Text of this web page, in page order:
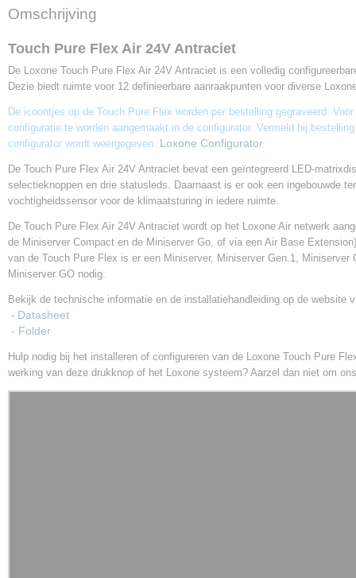
Productcode leverancier
100611
Omschrijving
Touch Pure Flex Air 24V Antraciet
De Loxone Touch Pure Flex Air 24V Antraciet is een volledig
Dezie biedt ruimte voor 12 definieerbare aanraakpunten voor diverse
De icoontjes op de Touch Pure Flex worden per bestelling gegraveerd.
configuratie te worden aangemaakt in de configurator. Vermeld bij
configurator wordt weergegeven. Loxone Configurator
De Touch Pure Flex Air 24V Antraciet bevat een geïntegreerd LED-
selectieknoppen en drie statusleds. Daarnaast is er ook een ingebouwde
vochtigheidssensor voor de klimaatsturing in iedere ruimte.
De Touch Pure Flex Air 24V Antraciet wordt op het Loxone Air netwerk
de Miniserver Compact en de Miniserver Go, of via een Air Base
van de Touch Pure Flex is er een Miniserver, Miniserver Gen.1, Miniserver
Miniserver GO nodig.
Bekijk de technische informatie en de installatiehandleiding op de website
- Datasheet
- Folder
Hulp nodig bij het installeren of configureren van de Loxone Touch Pure
werking van deze drukknop of het Loxone systeem? Aarzel dan niet om